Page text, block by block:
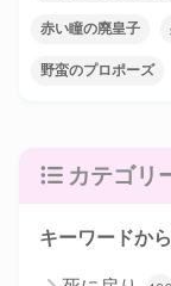
赤い瞳の廃皇子
野蛮のプロポーズ
カテゴリ
キーワードか